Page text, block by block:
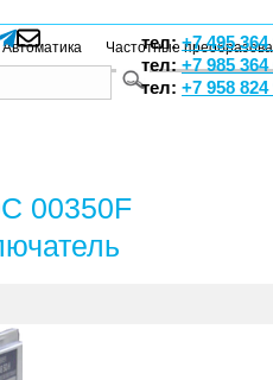
тел:+7 495 364
тел:+7 985 364
тел: +7 958 824
Автоматика Частотные
00350F